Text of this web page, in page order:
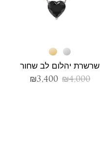
שרשרת יהלום לב שחור
₪4,000
₪3,400